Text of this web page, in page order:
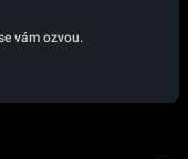
vám ozvou.